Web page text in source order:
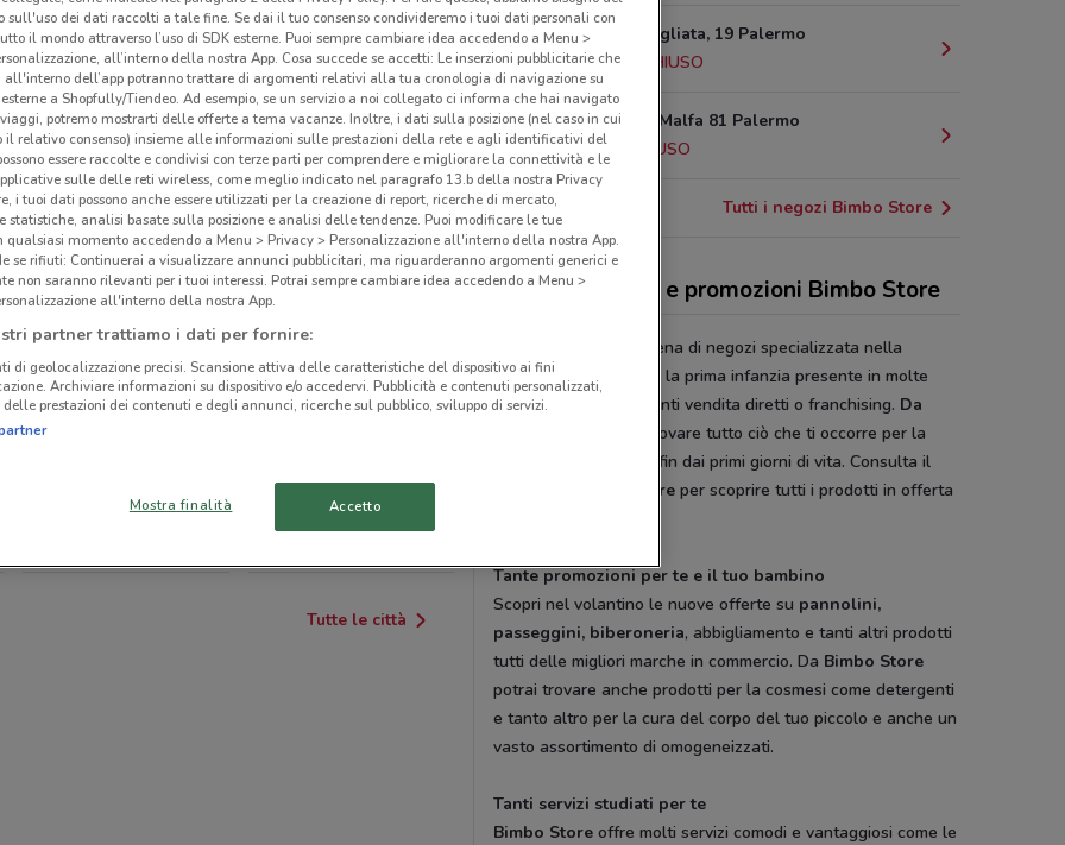
TERMINI IMERESE CARINI
SCIACCA
ENNA
Tutte le città
Via Pietratagliata, 19 Palermo
16.1 km
CHIUSO
Via Ugo La Malfa 81 Palermo
19 km
CHIUSO
Tutti i negozi Bimbo Store
Catalogo premi e promozioni Bimbo Store
è la catena di negozi specializzata nella
vendita di prodotti per la prima infanzia presente in molte
regioni italiane con punti vendita diretti o franchising. Da
potrai trovare tutto ciò che ti occorre per la
cura del tuo bambino fin dai primi giorni di vita. Consulta il
volantino Bimbo Store per scoprire tutti i prodotti in offerta
Tante promozioni per te e il tuo bambino
Scopri nel volantino le nuove offerte su pannolini,
passeggini, biberoneria, abbigliamento e tanti altri prodotti
tutti delle migliori marche in commercio. Da Bimbo Store
potrai trovare anche prodotti per la cosmesi come detergenti
e tanto altro per la cura del corpo del tuo piccolo e anche un
vasto assortimento di omogeneizzati.
Tanti servizi studiati per te
Bimbo Store offre molti servizi comodi e vantaggiosi come le
sull'uso dei dati raccolti a tale fine. Se dai il tuo consenso condivideremo i tuoi dati personali con
il mondo attraverso l’uso di SDK esterne. Puoi sempre cambiare idea accedendo a Menu >
all’interno della nostra App. Cosa succede se accetti: Le inserzioni pubblicitarie che
all'interno dell’app potranno trattare di argomenti relativi alla tua cronologia di navigazione su
a Shopfully/Tiendeo. Ad esempio, se un servizio a noi collegato ci informa che hai navigato
potremo mostrarti delle offerte a tema vacanze. Inoltre, i dati sulla posizione (nel caso in cui
il relativo consenso) insieme alle informazioni sulle prestazioni della rete e agli identificativi del
essere raccolte e condivisi con terze parti per comprendere e migliorare la connettività e le
sulle delle reti wireless, come meglio indicato nel paragrafo 13.b della nostra Privacy
i tuoi dati possono anche essere utilizzati per la creazione di report, ricerche di mercato,
statistiche, analisi basate sulla posizione e analisi delle tendenze. Puoi modificare le tue
qualsiasi momento accedendo a Menu > Privacy > Personalizzazione all'interno della nostra App.
se rifiuti: Continuerai a visualizzare annunci pubblicitari, ma riguarderanno argomenti generici e
non saranno rilevanti per i tuoi interessi. Potrai sempre cambiare idea accedendo a Menu >
all'interno della nostra App.
partner trattiamo i dati per fornire:
di geolocalizzazione precisi. Scansione attiva delle caratteristiche del dispositivo ai fini
Archiviare informazioni su dispositivo e/o accedervi. Pubblicità e contenuti personalizzati,
prestazioni dei contenuti e degli annunci, ricerche sul pubblico, sviluppo di servizi.
Mostra finalità Accetto